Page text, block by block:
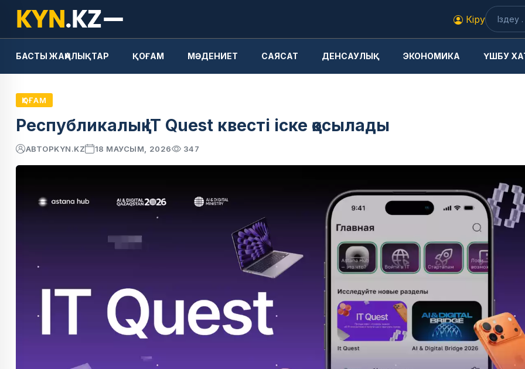
Кіру
БАСТЫ ЖАҢАЛЫҚТАР ҚОҒАМ МӘДЕНИЕТ САЯСАТ ДЕНСАУЛЫҚ ЭКОНОМИКА ҮШБУ
ҚОҒАМ
Республикалық IT Quest квесті іске қосылады
АВТОРKYN.KZ 18 МАУСЫМ, 2026 347